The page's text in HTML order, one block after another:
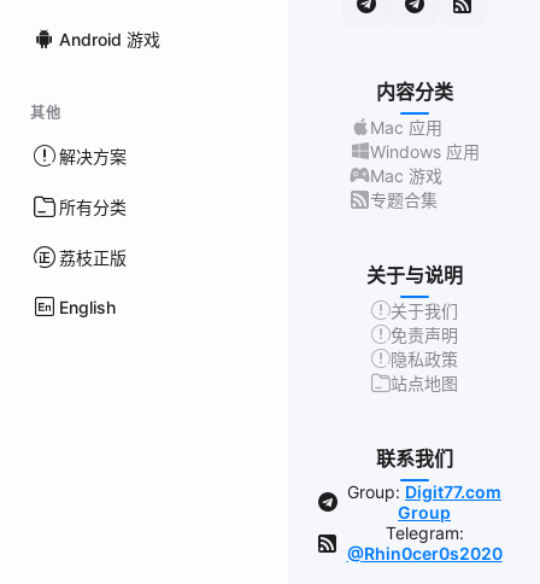
Android 游戏
其他
解决方案
所有分类
荔枝正版
English
内容分类
Mac 应用
Windows 应用
Mac 游戏
专题合集
关于与说明
关于我们
免责声明
隐私政策
站点地图
联系我们
Group: Digit77.com
Group
Telegram:
@Rhin0cer0s2020